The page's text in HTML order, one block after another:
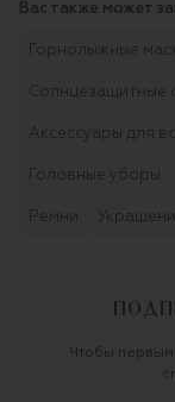
Вас также может
Горнолыжные
Солнцезащитные
Аксессуары для
Головные уборы
Ремни
Чтобы